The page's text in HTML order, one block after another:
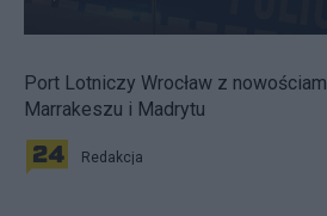
Port Lotniczy Wrocław z
Marrakeszu i Madrytu
Redakcja